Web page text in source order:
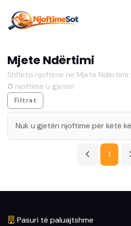
Mjete Ndërtimi
Shfleto njoftime ne Mjete Ndërtimi
0 njoftime u gjeten
Filtrat
Nuk u gjetën njoftime për këtë
1
Pasuri të paluajtshme